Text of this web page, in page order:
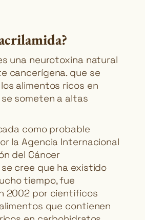
una neurotoxina natural
cancerígena. que se
alimentos ricos en
someten a altas
como probable
la Agencia Internacional
del Cáncer
se cree que ha existido
tiempo, fue
2002 por científicos
que contienen